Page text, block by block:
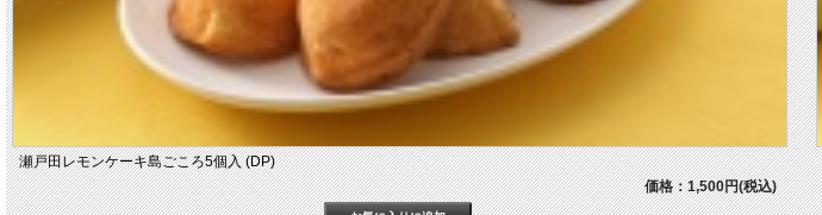
瀬戸田レモンケーキ島ごころ5個入 (DP)
価格：1,500円(税込)